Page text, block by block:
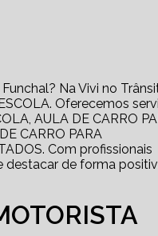
Na Vivi no
Oferecemos
AULA DE CARRO
CARRO PARA
Com profissionais
destacar de forma